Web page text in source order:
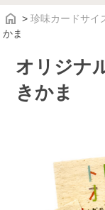
Category
home >珍味カードサイ
かま
オリジナ
きかま